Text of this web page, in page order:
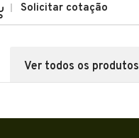
Solicitar cotação
Ver todos os produtos